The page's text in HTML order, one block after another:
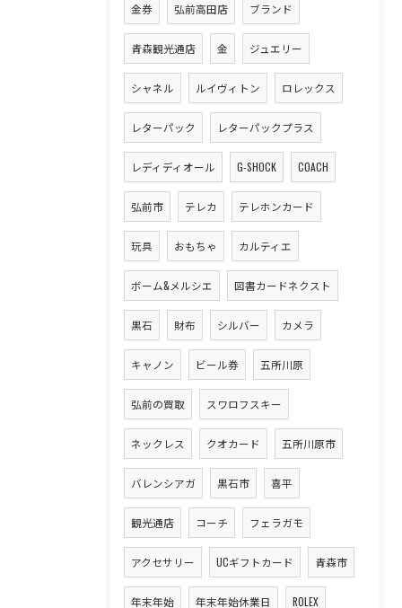
金券 弘前高田店 ブランド
青森観光通店 金 ジュエリー
シャネル ルイヴィトン ロレックス
レターパック レターパックプラス
レディディオール G-SHOCK COACH
弘前市 テレカ テレホンカード
玩具 おもちゃ カルティエ
ボーム&メルシエ 図書カードネクスト
黒石 財布 シルバー カメラ
キャノン ビール券 五所川原
弘前の買取 スワロフスキー
ネックレス クオカード 五所川原市
バレンシアガ 黒石市 喜平
観光通店 コーチ フェラガモ
アクセサリー UCギフトカード 青森市
年末年始 年末年始休業日 ROLEX